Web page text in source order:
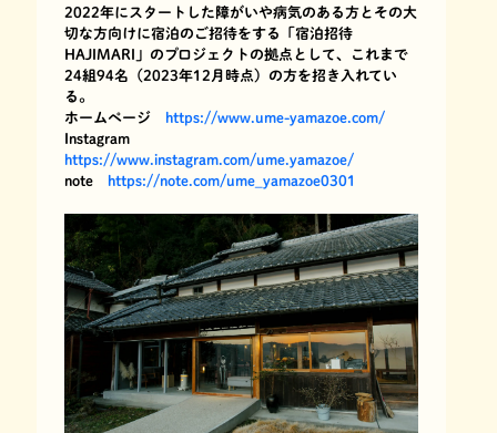
2022年にスタートした障がいや病気のある方とその大
切な方向けに宿泊のご招待をする「宿泊招待
HAJIMARI」のプロジェクトの拠点として、これまで
24組94名（2023年12月時点）の方を招き入れてい
る。
ホームページ
https://www.ume-yamazoe.com/
Instagram
https://www.instagram.com/ume.yamazoe/
note
https://note.com/ume_yamazoe0301